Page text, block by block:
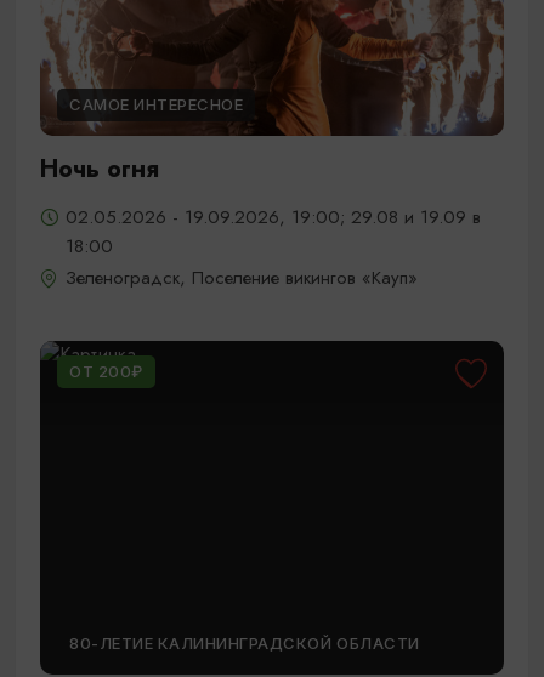
САМОЕ ИНТЕРЕСНОЕ
Ночь огня
02.05.2026 - 19.09.2026, 19:00; 29.08 и 19.09 в
18:00
Зеленоградск, Поселение викингов «Кауп»
ОТ 200₽
80-ЛЕТИЕ КАЛИНИНГРАДСКОЙ ОБЛАСТИ